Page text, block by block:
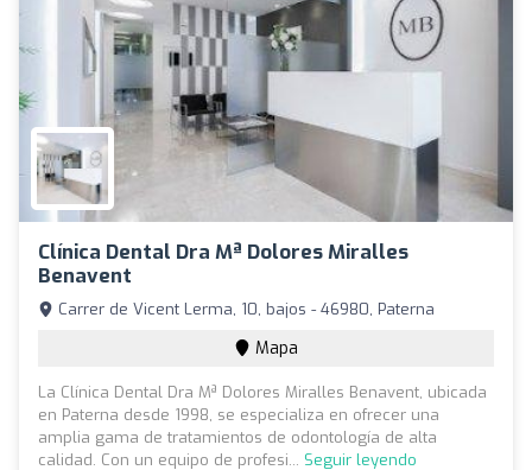
Clínica Dental Dra Mª Dolores Miralles
Benavent
Carrer de Vicent Lerma, 10, bajos - 46980, Paterna
Mapa
La Clínica Dental Dra Mª Dolores Miralles Benavent, ubicada
en Paterna desde 1998, se especializa en ofrecer una
amplia gama de tratamientos de odontología de alta
calidad. Con un equipo de profesi... Seguir leyendo